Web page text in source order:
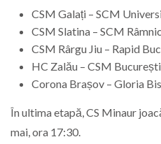
CSM Galați – SCM
CSM Slatina – SCM
CSM Rârgu Jiu – Rapid
HC Zalău – CSM
Corona Brașov – Gloria
În ultima etapă, CS Minaur
mai, ora 17:30.